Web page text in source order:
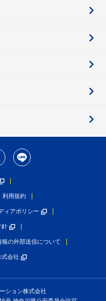
利用規約
ィアポリシー
針
報の外部送信について
会社
ション株式会社